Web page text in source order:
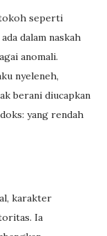
tokoh seperti
dalam naskah
anomali.
nyeleneh,
berani diucapkan
yang rendah
karakter
Ia